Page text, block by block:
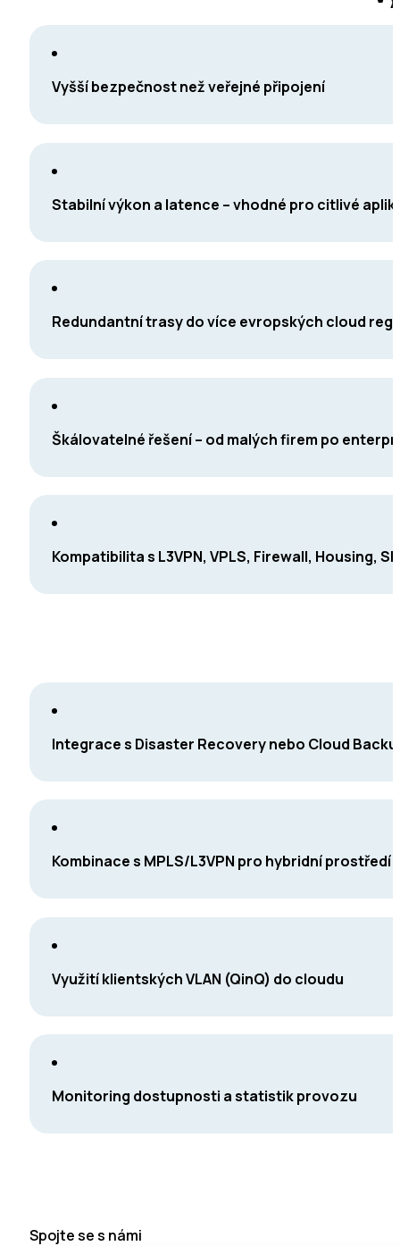
Vyšší bezpečnost než veřejné připojení
Stabilní výkon a latence – vhodné pro citlivé
Redundantní trasy do více evropských cloud
Škálovatelné řešení – od malých firem po
Kompatibilita s L3VPN, VPLS, Firewall, Housing,
Integrace s Disaster Recovery nebo Cloud
Kombinace s MPLS/L3VPN pro hybridní prostředí
Využití klientských VLAN (QinQ) do cloudu
Monitoring dostupnosti a statistik provozu
Spojte se s námi